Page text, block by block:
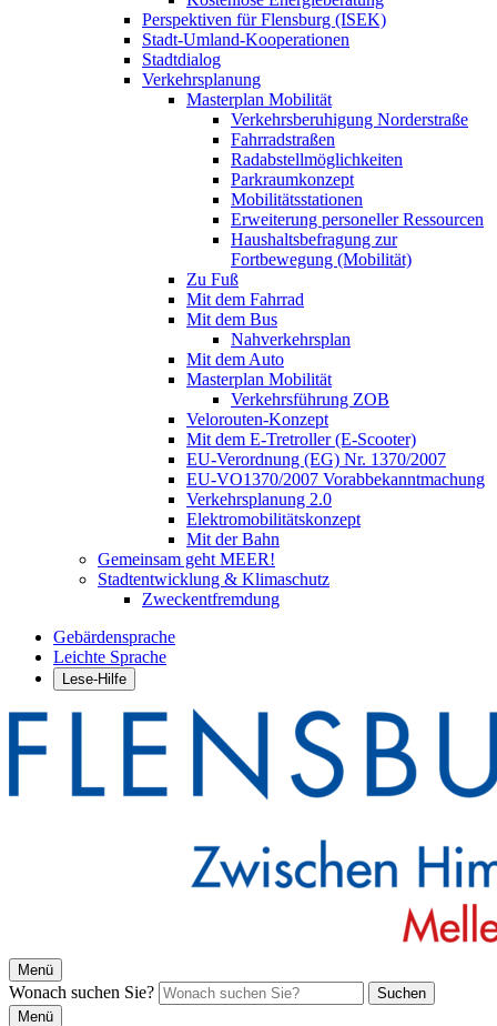
Perspektiven für Flensburg (ISEK)
Stadt-Umland-Kooperationen
Stadtdialog
Verkehrsplanung
Masterplan Mobilität
Verkehrsberuhigung Norderstraße
Fahrradstraßen
Radabstellmöglichkeiten
Parkraumkonzept
Mobilitätsstationen
Erweiterung personeller Ressourcen
Haushaltsbefragung zur
Fortbewegung (Mobilität)
Zu Fuß
Mit dem Fahrrad
Mit dem Bus
Nahverkehrsplan
Mit dem Auto
Masterplan Mobilität
Verkehrsführung ZOB
Velorouten-Konzept
Mit dem E-Tretroller (E-Scooter)
EU-Verordnung (EG) Nr. 1370/2007
EU-VO1370/2007 Vorabbekanntmachung
Verkehrsplanung 2.0
Elektromobilitätskonzept
Mit der Bahn
Gemeinsam geht MEER!
Stadtentwicklung & Klimaschutz
Zweckentfremdung
Gebärdensprache
Leichte Sprache
Lese-Hilfe
Menü
Wonach suchen Sie?
Suchen
Menü